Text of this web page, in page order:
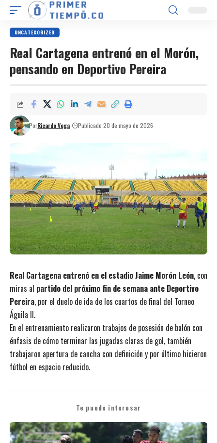
UNCATEGORIZED
Real Cartagena entrenó en el Morón,
pensando en Deportivo Pereira
PorRicardo Vega Publicado 20 de mayo de 2026
Real Cartagena entrenó en el estadio Jaime Morón León, con
miras al partido del próximo fin de semana ante Deportivo
Pereira, por el duelo de ida de los cuartos de final del Torneo
Águila II.
En el entrenamiento realizaron trabajos de posesión de balón con
énfasis de cómo terminar las jugadas claras de gol, también
trabajaron apertura de cancha con definición y por último hicieron
fútbol en espacio reducido.
Te puede interesar